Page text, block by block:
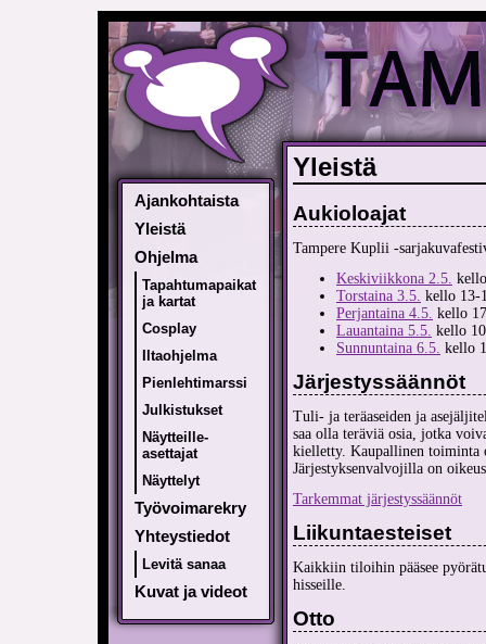
Ajankohtaista
Yleistä
Ohjelma
Tapahtumapaikat
ja kartat
Cosplay
Iltaohjelma
Pienlehtimarssi
Julkistukset
Näytteille-
asettajat
Näyttelyt
Työvoimarekry
Yhteystiedot
Levitä sanaa
Kuvat ja videot
Yleistä
Aukioloajat
Tampere Kuplii -
Keskiviikkona 2.5.
Torstaina 3.5. kello 13-
Perjantaina 4.5. kello
Lauantaina 5.5. kello
Sunnuntaina 6.5. kello
Järjestyssäännöt
Tuli- ja teräaseiden ja
saa olla teräviä osia, jotka
kielletty. Kaupallinen toiminta
Järjestyksenvalvojilla on
Tarkemmat järjestyssäännöt
Liikuntaesteiset
Kaikkiin tiloihin pääsee
hisseille.
Otto